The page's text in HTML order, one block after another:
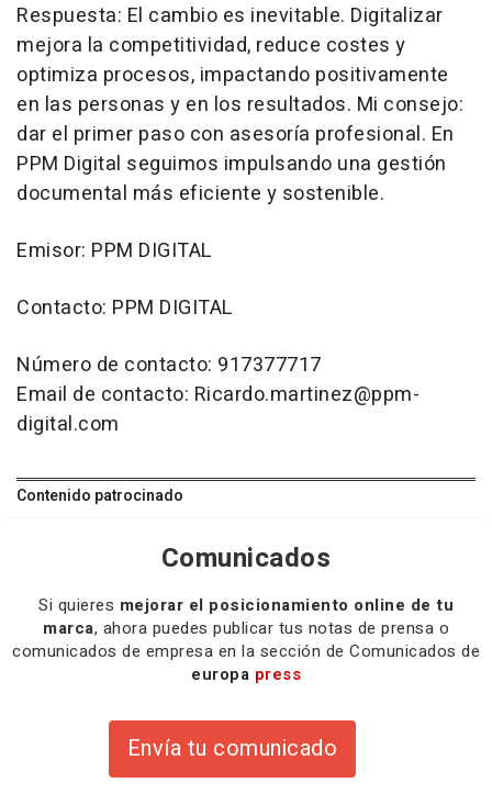
Respuesta: El cambio es inevitable. Digitalizar
mejora la competitividad, reduce costes y
optimiza procesos, impactando positivamente
en las personas y en los resultados. Mi consejo:
dar el primer paso con asesoría profesional. En
PPM Digital seguimos impulsando una gestión
documental más eficiente y sostenible.
Emisor: PPM DIGITAL
Contacto: PPM DIGITAL
Número de contacto: 917377717
Email de contacto: Ricardo.martinez@ppm-
digital.com
Contenido patrocinado
Comunicados
Si quieres mejorar el posicionamiento online de tu
marca, ahora puedes publicar tus notas de prensa o
comunicados de empresa en la sección de Comunicados de
europa press
Envía tu comunicado